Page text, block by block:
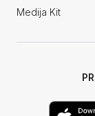
Medija Kit